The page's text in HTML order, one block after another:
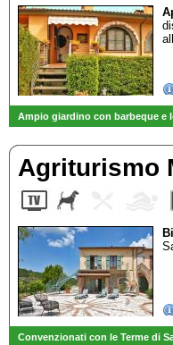
Ampio giardino con barbeque e
Agriturismo
Convenzionati con le Terme di